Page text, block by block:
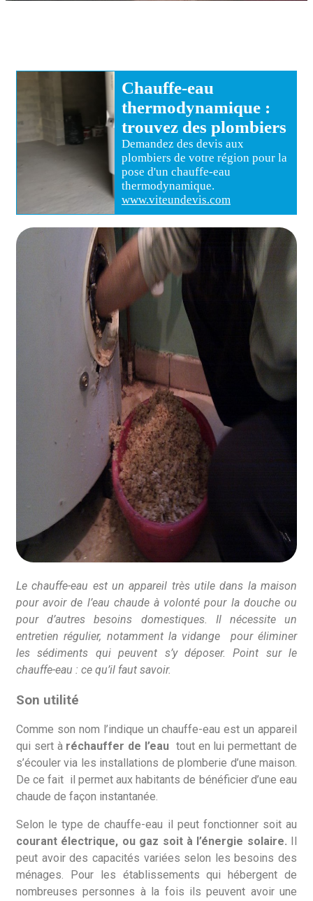
Chauffe-eau
thermodynamique :
trouvez des plombiers
Demandez des devis aux
plombiers de votre région pour la
pose d'un chauffe-eau
thermodynamique.
www.viteundevis.com
Le chauffe-eau est un appareil très utile dans la maison
pour avoir de l’eau chaude à volonté pour la douche ou
pour d’autres besoins domestiques. Il nécessite un
entretien régulier, notamment la vidange pour éliminer
les sédiments qui peuvent s’y déposer. Point sur le
chauffe-eau : ce qu’il faut savoir.
Son utilité
Comme son nom l’indique un chauffe-eau est un appareil
qui sert à réchauffer de l’eau tout en lui permettant de
s’écouler via les installations de plomberie d’une maison.
De ce fait il permet aux habitants de bénéficier d’une eau
chaude de façon instantanée.
Selon le type de chauffe-eau il peut fonctionner soit au
courant électrique, ou gaz soit à l’énergie solaire.
peut avoir des capacités variées selon les besoins des
ménages. Pour les établissements qui hébergent de
nombreuses personnes à la fois ils peuvent avoir une